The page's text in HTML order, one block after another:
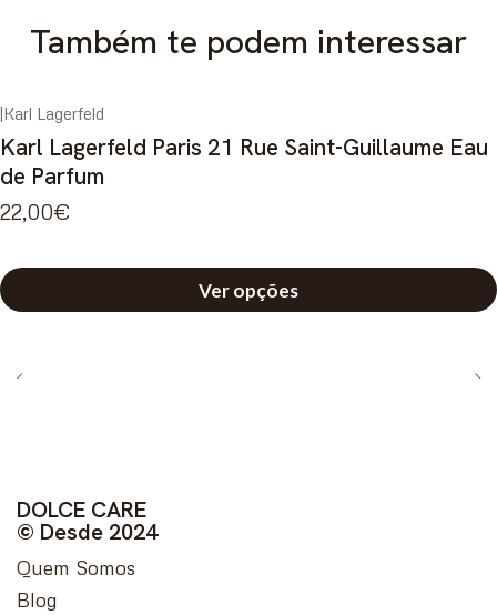
Também te podem interessar
|Karl Lagerfeld
Karl Lagerfeld Paris 21 Rue Saint-Guillaume Eau
de Parfum
22,00€
Ver opções
DOLCE CARE
© Desde 2024
Quem Somos
Blog